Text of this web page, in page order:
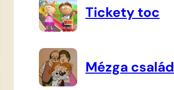
Tickety toc
Mézga család